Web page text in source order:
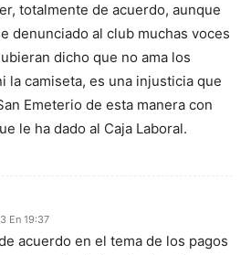
totalmente de acuerdo, aunque
denunciado al club muchas voces
dicho que no ama los
la camiseta, es una injusticia que
Emeterio de esta manera con
le ha dado al Caja Laboral.
En 19:37
acuerdo en el tema de los pagos